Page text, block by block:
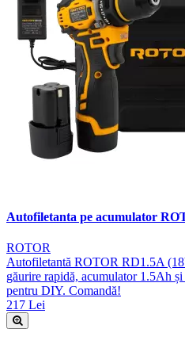
Autofiletanta pe acumulator
ROTOR
Autofiletantă ROTOR RD1.5A
găurire rapidă, acumulator 1.5Ah
pentru DIY. Comandă!
217 Lei